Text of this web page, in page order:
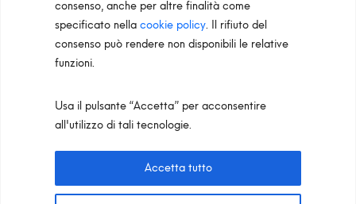
consenso, anche per altre finalità come
specificato nella cookie policy. Il rifiuto del
consenso può rendere non disponibili le relative
funzioni.
Usa il pulsante “Accetta” per acconsentire
all'utilizzo di tali tecnologie.
Accetta tutto
Configuratori Privacy Policy Cookie Policy
Pan S.r.l. – Via G. Michelucci 1, 50028 Barberino
Tavarnelle (Firenze) Italy
Partita IVA e C.F. IT03865770485 - SDI code: